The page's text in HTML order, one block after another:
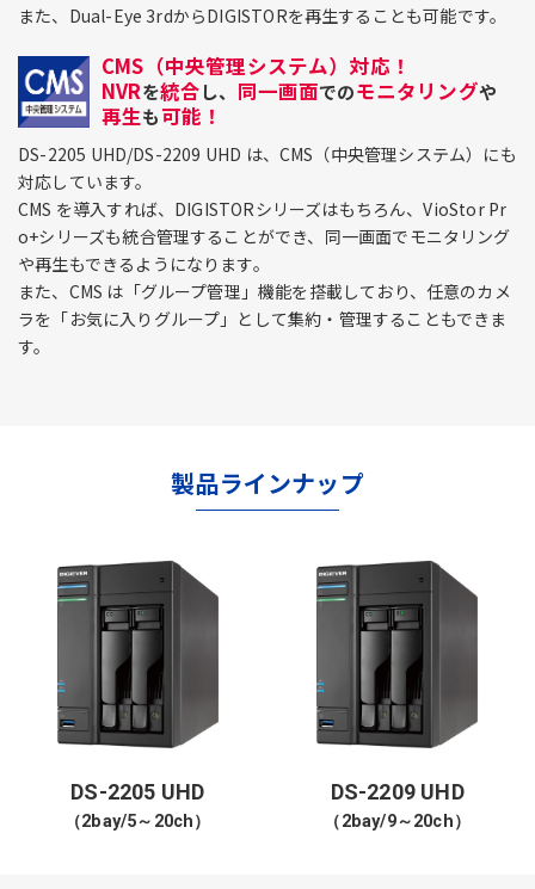
また、Dual-Eye 3rdからDIGISTORを再生することも可能です。
CMS（中央管理システム）対応！
NVRを統合し、 同一画面でのモニタリングや
再生も可能！
DS-2205 UHD/DS-2209 UHD は、CMS（中央管理システム）にも
対応しています。
CMS を導入すれば、DIGISTORシリーズはもちろん、VioStor Pr
o+シリーズも統合管理することができ、同一画面でモニタリング
や再生もできるようになります。
また、CMS は「グループ管理」機能を搭載しており、任意のカメ
ラを「お気に入りグループ」として集約・管理することもできま
す。
製品ラインナップ
DS-2205 UHD
（2bay/5～20ch）
DS-2209 UHD
（2bay/9～20ch）